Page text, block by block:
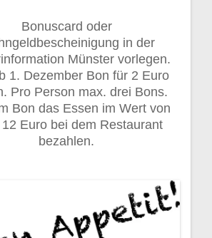
Bonuscard oder
in der
Münster vorlegen.
1. Dezember Bon für 2 Euro
Pro Person max. drei Bons.
Bon das Essen im Wert von
Euro bei dem Restaurant
bezahlen.